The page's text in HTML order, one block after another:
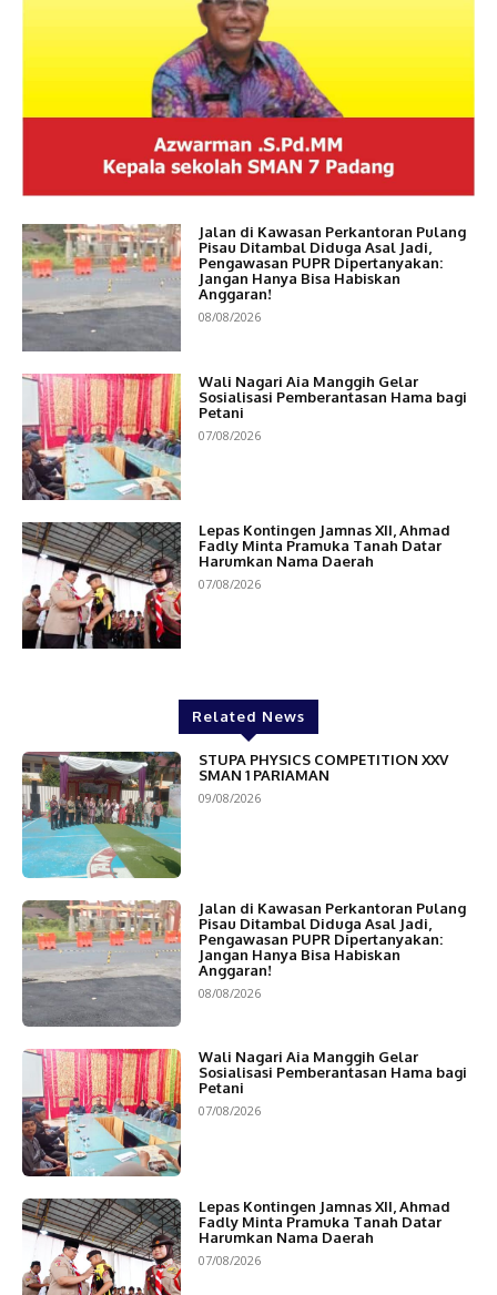
Jalan di Kawasan Perkantoran Pulang
Pisau Ditambal Diduga Asal Jadi,
Pengawasan PUPR Dipertanyakan:
Jangan Hanya Bisa Habiskan
Anggaran!
08/08/2026
Wali Nagari Aia Manggih Gelar
Sosialisasi Pemberantasan Hama bagi
Petani
07/08/2026
Lepas Kontingen Jamnas XII, Ahmad
Fadly Minta Pramuka Tanah Datar
Harumkan Nama Daerah
07/08/2026
Related News
STUPA PHYSICS COMPETITION XXV
SMAN 1 PARIAMAN
09/08/2026
Jalan di Kawasan Perkantoran Pulang
Pisau Ditambal Diduga Asal Jadi,
Pengawasan PUPR Dipertanyakan:
Jangan Hanya Bisa Habiskan
Anggaran!
08/08/2026
Wali Nagari Aia Manggih Gelar
Sosialisasi Pemberantasan Hama bagi
Petani
07/08/2026
Lepas Kontingen Jamnas XII, Ahmad
Fadly Minta Pramuka Tanah Datar
Harumkan Nama Daerah
07/08/2026